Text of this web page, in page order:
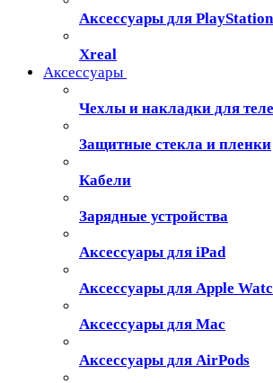
Аксессуары для PlayStation
Xreal
Аксессуары
Чехлы и накладки для
Защитные стекла и пленки
Кабели
Зарядные устройства
Аксессуары для iPad
Аксессуары для Apple
Аксессуары для Mac
Аксессуары для AirPods